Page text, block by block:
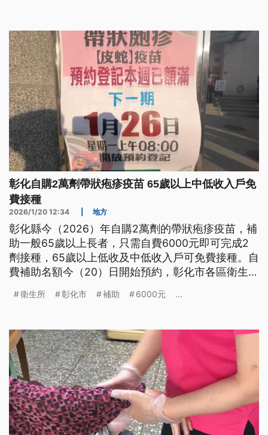
彰化自購2萬劑帶狀疱疹疫苗 65歲以上中低收入戶免
費接種
2026/1/20 12:34 地方
彰化縣今（2026）年自購2萬劑的帶狀疱疹疫苗，補
助一般65歲以上長者，只需自費6000元即可完成2
劑接種，65歲以上低收及中低收入戶可免費接種。自
費補助名額今（20）日開始預約，彰化市各區衛生所
晨就出現排隊長輩，180個名額瞬間秒殺，讓許多撲
衛生所 彰化市 補助 6000元 ...